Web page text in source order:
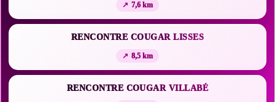
7,6 km
RENCONTRE COUGAR LISSES
8,5 km
RENCONTRE COUGAR VILLABÉ